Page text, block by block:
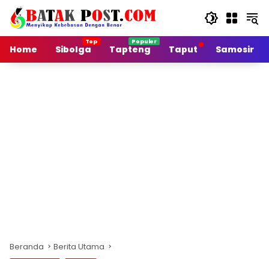
Langsung
konten
Home
Sibolga Tapteng Taput Samosir
Beranda Berita Utama